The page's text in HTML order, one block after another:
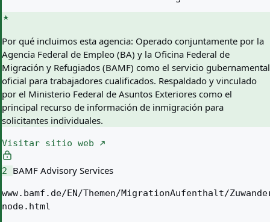
Por qué incluimos esta agencia: Operado conjuntamente por la
Agencia Federal de Empleo (BA) y la Oficina Federal de
Migración y Refugiados (BAMF) como el servicio gubernamental
oficial para trabajadores cualificados. Respaldado y vinculado
por el Ministerio Federal de Asuntos Exteriores como el
principal recurso de información de inmigración para
solicitantes individuales.
Visitar sitio web
2 BAMF Advisory Services
www.bamf.de/EN/Themen/MigrationAufenthalt/
node.html